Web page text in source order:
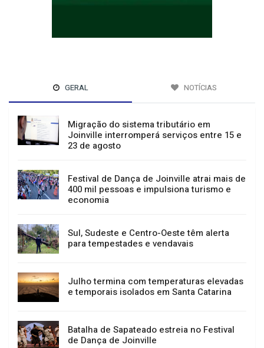
GERAL NOTÍCIAS
Migração do sistema tributário em
Joinville interromperá serviços entre 15 e
23 de agosto
Festival de Dança de Joinville atrai mais de
400 mil pessoas e impulsiona turismo e
economia
Sul, Sudeste e Centro-Oeste têm alerta
para tempestades e vendavais
Julho termina com temperaturas elevadas
e temporais isolados em Santa Catarina
Batalha de Sapateado estreia no Festival
de Dança de Joinville